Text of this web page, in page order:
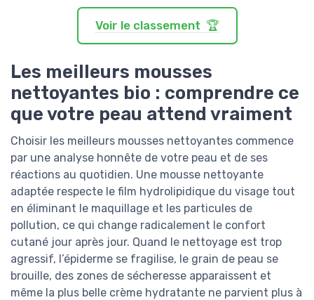
Voir le classement 🏆
Les meilleurs mousses
nettoyantes bio : comprendre ce
que votre peau attend vraiment
Choisir les meilleurs mousses nettoyantes commence
par une analyse honnête de votre peau et de ses
réactions au quotidien. Une mousse nettoyante
adaptée respecte le film hydrolipidique du visage tout
en éliminant le maquillage et les particules de
pollution, ce qui change radicalement le confort
cutané jour après jour. Quand le nettoyage est trop
agressif, l’épiderme se fragilise, le grain de peau se
brouille, des zones de sécheresse apparaissent et
même la plus belle crème hydratante ne parvient plus à